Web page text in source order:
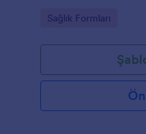
olacaktır. Jotform'daki
renklerinizi, resimleri
bağışlarını bugün
başlayın.
Go to Category:
Sağlık Formları